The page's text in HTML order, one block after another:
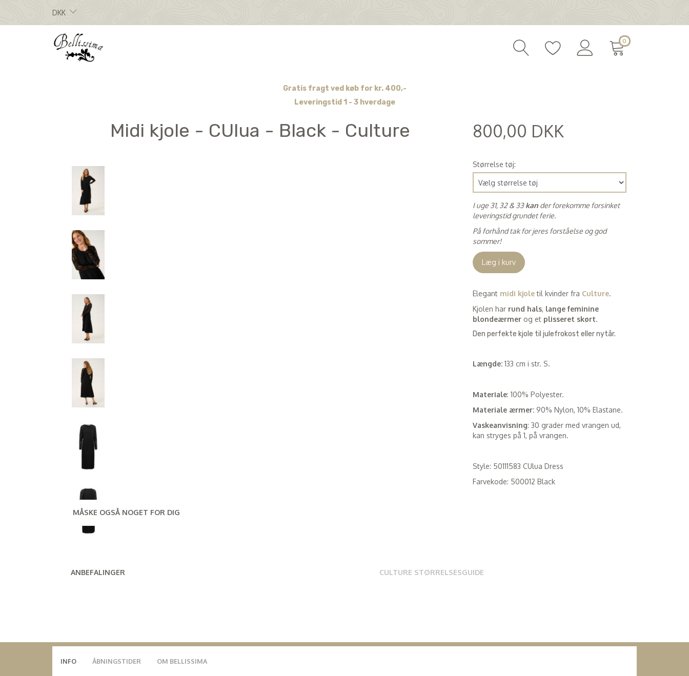
DKK
0
Gratis fragt ved køb for kr. 400,-
Leveringstid 1 - 3 hverdage
Midi kjole - CUlua - Black - Culture 800,00 DKK
Størrelse tøj:
I uge 31, 32 & 33kan der forekomme forsinket
leveringstid grundet ferie.
På forhånd tak for jeres forståelse og god
sommer!
Læg i kurv
Elegant midi kjoletil kvinder fra Culture.
Kjolen har rund hals, lange feminine
blondeærmer og et plisseret skørt.
Den perfekte kjole til julefrokost eller nytår.
Længde: 133 cm i str. S.
Materiale: 100% Polyester.
Materiale ærmer:90% Nylon, 10% Elastane.
Vaskeanvisning: 30 grader med vrangen ud,
kan stryges på 1, på vrangen.
Style: 50111583 CUlua Dress
Farvekode: 500012 Black
MÅSKE OGSÅ NOGET FOR DIG
ANBEFALINGER CULTURE STØRRELSESGUIDE
INFO ÅBNINGSTIDER OM BELLISSIMA